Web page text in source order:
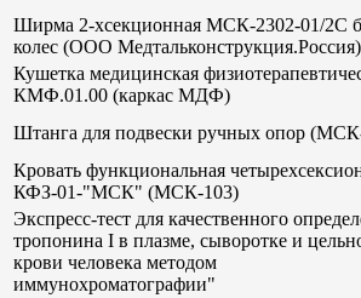
Ширма 2-хсекционная МСК-2302-01/2С
колес (ООО Медтальконструкция.Россия)
Кушетка медицинская
КМФ.01.00 (каркас МДФ)
Штанга для подвески ручных опор
Кровать функциональная
КФЗ-01-"МСК" (МСК-103)
Экспресс-тест для качественного
тропонина I в плазме, сыворотке и
крови человека методом
иммунохроматографии"